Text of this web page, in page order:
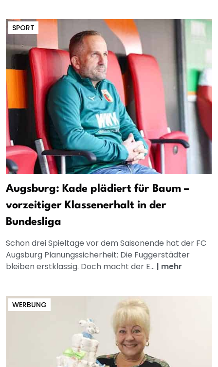
SPORT
Augsburg: Kade plädiert für Baum –
vorzeitiger Klassenerhalt in der
Bundesliga
Schon drei Spieltage vor dem Saisonende hat der FC
Augsburg Planungssicherheit: Die Fuggerstädter
bleiben erstklassig. Doch macht der E... | mehr
WERBUNG